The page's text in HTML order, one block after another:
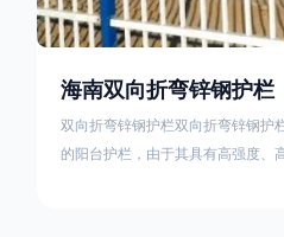
海南双向折弯锌钢护栏
双向折弯锌钢护栏双向折弯锌钢护
的阳台护栏，由于其具有高强度、